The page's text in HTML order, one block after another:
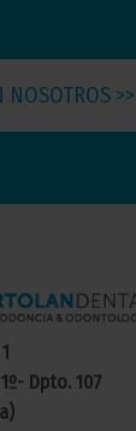
NOSOTROS >>
Dpto. 107